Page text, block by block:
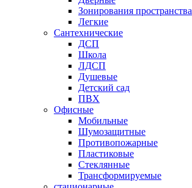
Зонирования пространства
Легкие
Сантехнические
ДСП
Школа
ЛДСП
Душевые
Детский сад
ПВХ
Офисные
Мобильные
Шумозащитные
Противопожарные
Пластиковые
Стеклянные
Трансформируемые